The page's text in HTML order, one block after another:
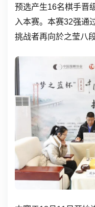
预选产生16名棋手晋
入本赛。本赛32强通
挑战者再向於之莹八